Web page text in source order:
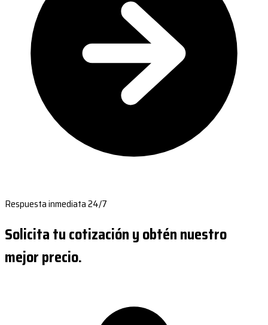
Respuesta inmediata 24/7
Solicita tu cotización y obtén nuestro
mejor precio.